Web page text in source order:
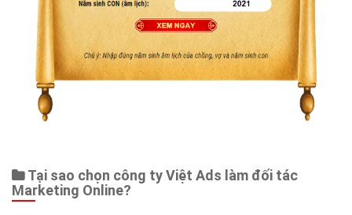
Quảng Cáo Google
App